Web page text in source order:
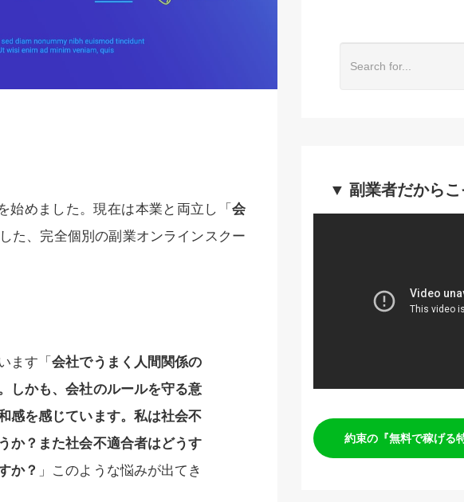
始めました。現在は本業と両立し「 会
た、完全個別の副業オンラインスクー
ます「会社でうまく人間関係の
しかも、会社のルールを守る意
感を感じています。私は社会不
か？また社会不適合者はどうす
か？ 」このような悩みが出てき
▼ 副業者だから
約束の『無料で稼げる